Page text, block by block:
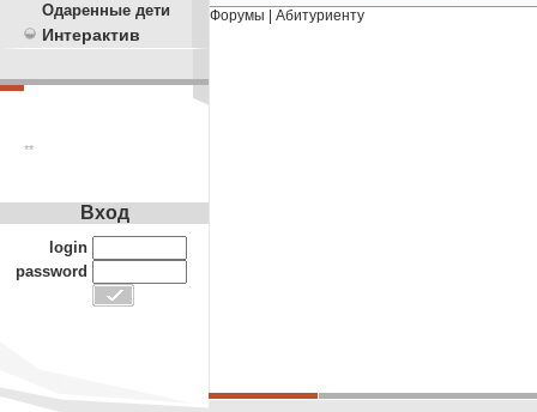
Одаренные дети
Интерактив
**
Форумы Абитуриенту
Вход
login
password